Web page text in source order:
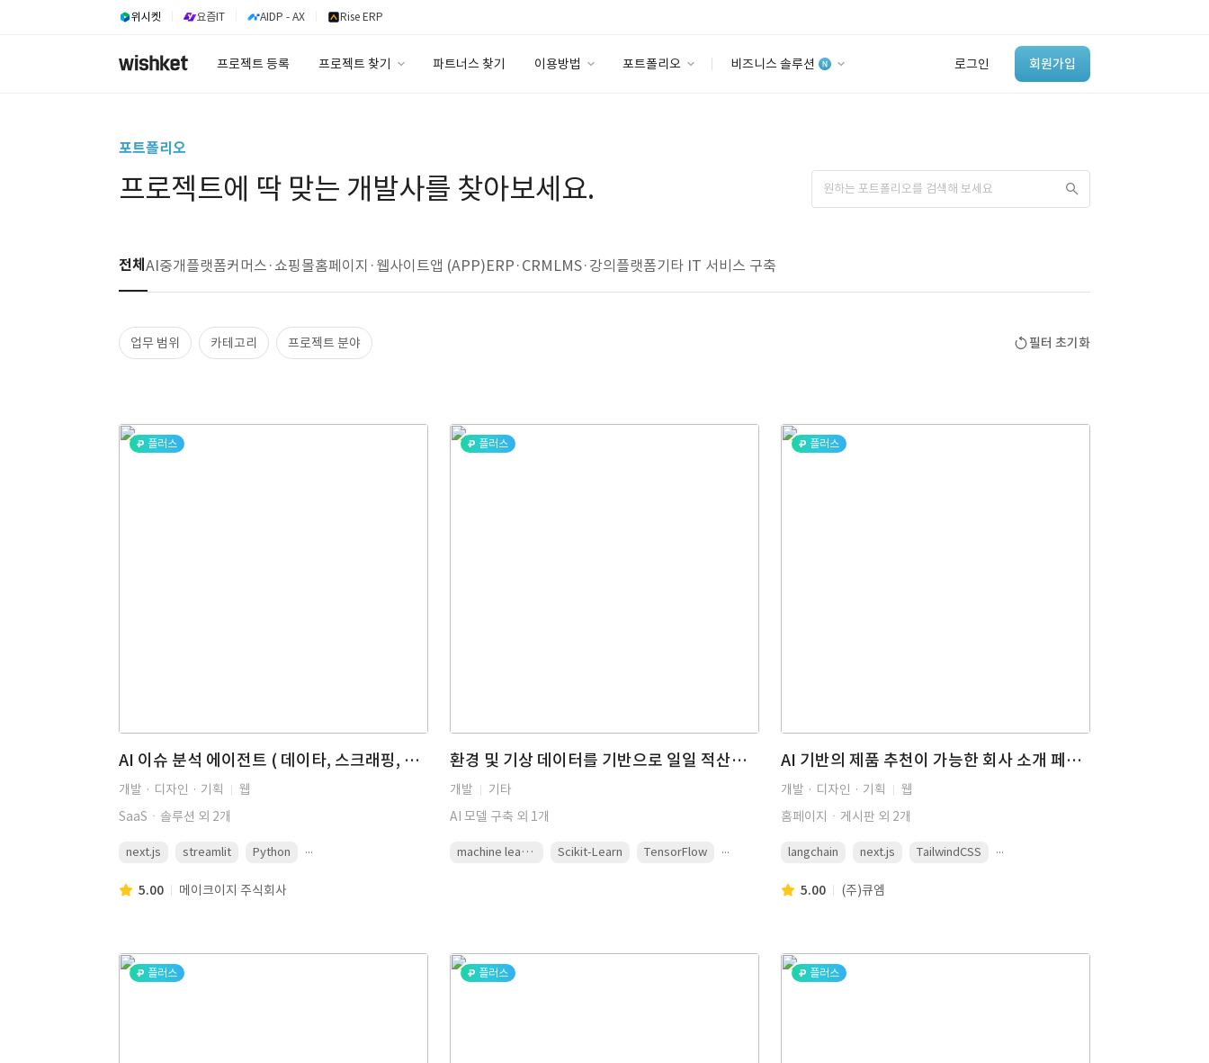
위시켓 요즘IT AIDP - AX Rise ERP
프로젝트 등록 프로젝트 찾기 파트너스 찾기 이용방법 포트폴리오 비즈니스 솔루션 로그인 회원가입
고객센터
개발 회사 있어?
포트폴리오
프로젝트에 딱 맞는 개발사를 찾아보세요.
전체 AI중개플랫폼커머스·쇼핑몰홈페이지·웹사이트앱 (APP)ERP·CRM LMS·강의플랫폼기타 IT 서비스 구축
업무 범위 카테고리 프로젝트 분야 필터 초기화
플러스
AI 이슈 분석 에이전트 ( 데이타, 스크래핑, 경제뉴스, 경제, AI, 에이전트)
개발 · 디자인 · 기획
웹
SaaSㆍ솔루션 외 2개
next.js streamlit Python ...
5.00 메이크이지 주식회사
플러스
환경 및 기상 데이터를 기반으로 일일 적산일사량(DLI)을 예측하는 AI 모델링 프로젝트
개발
기타
AI 모델 구축 외 1개
machine learning Scikit-Learn TensorFlow ...
플러스
AI 기반의 제품 추천이 가능한 회사 소개 페이지 (AI, 상품추천, 상품설명, RAG, AI챗봇)
개발 · 디자인 · 기획
웹
홈페이지ㆍ게시판 외 2개
langchain next.js TailwindCSS ...
5.00 (주)큐엠
플러스 플러스 플러스